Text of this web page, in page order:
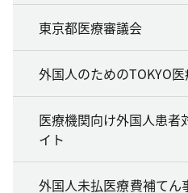
東京都医療審議会
外国人のためのTOKYO
医療機関向け外国人患者
イト
外国人未払医療費補てん